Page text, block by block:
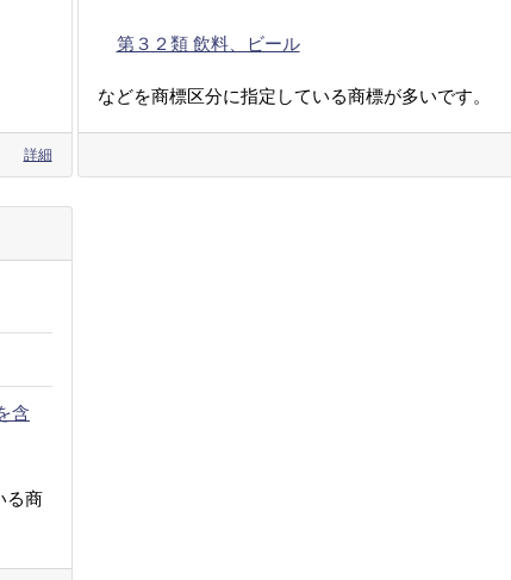
詳細
第３２類 飲料、ビール
などを商標区分に指定している商標が多いです。
含
る商